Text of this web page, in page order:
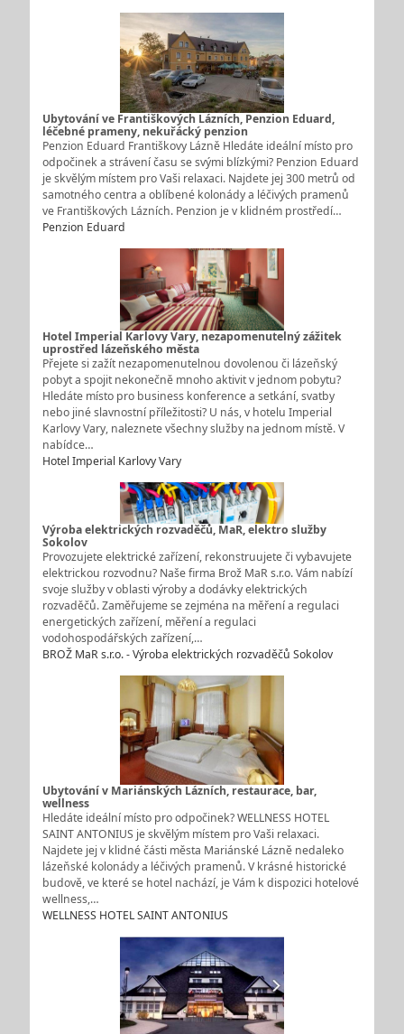
Ubytování ve Františkových Lázních, Penzion Eduard,
léčebné prameny, nekuřácký penzion
Penzion Eduard Františkovy Lázně Hledáte ideální místo pro
odpočinek a strávení času se svými blízkými? Penzion Eduard
je skvělým místem pro Vaši relaxaci. Najdete jej 300 metrů od
samotného centra a oblíbené kolonády a léčivých pramenů
ve Františkových Lázních. Penzion je v klidném prostředí…
Penzion Eduard
Hotel Imperial Karlovy Vary, nezapomenutelný zážitek
uprostřed lázeňského města
Přejete si zažít nezapomenutelnou dovolenou či lázeňský
pobyt a spojit nekonečně mnoho aktivit v jednom pobytu?
Hledáte místo pro business konference a setkání, svatby
nebo jiné slavnostní příležitosti? U nás, v hotelu Imperial
Karlovy Vary, naleznete všechny služby na jednom místě. V
nabídce…
Hotel Imperial Karlovy Vary
Výroba elektrických rozvaděčů, MaR, elektro služby
Sokolov
Provozujete elektrické zařízení, rekonstruujete či vybavujete
elektrickou rozvodnu? Naše firma Brož MaR s.r.o. Vám nabízí
svoje služby v oblasti výroby a dodávky elektrických
rozvaděčů. Zaměřujeme se zejména na měření a regulaci
energetických zařízení, měření a regulaci
vodohospodářských zařízení,…
BROŽ MaR s.r.o. - Výroba elektrických rozvaděčů Sokolov
Ubytování v Mariánských Lázních, restaurace, bar,
wellness
Hledáte ideální místo pro odpočinek? WELLNESS HOTEL
SAINT ANTONIUS je skvělým místem pro Vaši relaxaci.
Najdete jej v klidné části města Mariánské Lázně nedaleko
lázeňské kolonády a léčivých pramenů. V krásné historické
budově, ve které se hotel nachází, je Vám k dispozici hotelové
wellness,…
WELLNESS HOTEL SAINT ANTONIUS